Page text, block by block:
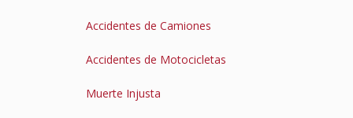
Accidentes de Camiones
Accidentes de Motocicletas
Muerte Injusta